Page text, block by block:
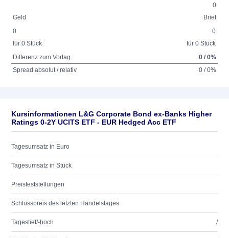
0
Geld
Brief
0
für 0 Stück
0
für 0 Stück
Differenz zum Vortag
0 / 0%
Spread absolut / relativ
0 / 0%
Kursinformationen L&G Corporate Bond ex-Banks Higher
Ratings 0-2Y UCITS ETF - EUR Hedged Acc ETF
Tagesumsatz in Euro
Tagesumsatz in Stück
Preisfeststellungen
Schlusspreis des letzten Handelstages
Tagestief/-hoch /